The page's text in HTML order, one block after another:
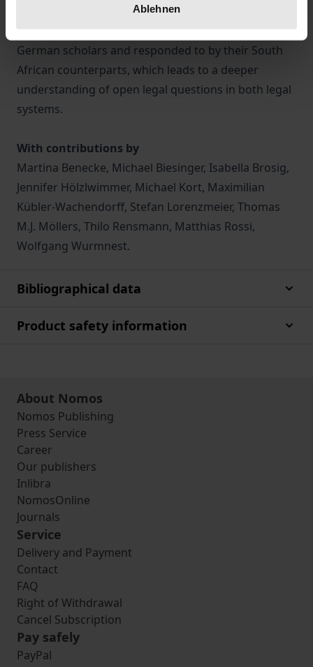
Ablehnen
Topics of high current interest are introduced by
German scholars and responded to by their South
African counterparts, which leads to a deeper
understanding of open legal questions in both legal
systems.
With contributions by
Martina Benecke, Michael Biesinger, Isabella Brosig,
Jennifer Hölzlwimmer, Michael Kort, Maximilian
Kübler-Wachendorff, Stefan Lorenzmeier, Thomas
M.J. Möllers, Thilo Rensmann, Matthias Rossi,
Wolfgang Wurmnest.
Bibliographical data
Product safety information
About Nomos
Nomos Publishing
Press Service
Career
Our publishers
Inlibra
NomosOnline
Journals
Service
Delivery and Payment
Contact
FAQ
Right of Withdrawal
Cancel Subscription
Pay safely
PayPal